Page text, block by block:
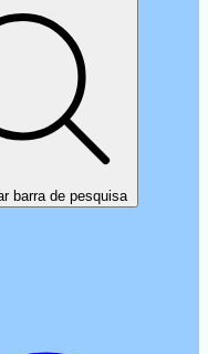
barra de pesquisa